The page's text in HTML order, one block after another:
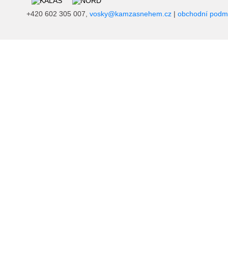
+420 602 305 007, vosky@kamzasnehem.cz | obchodní